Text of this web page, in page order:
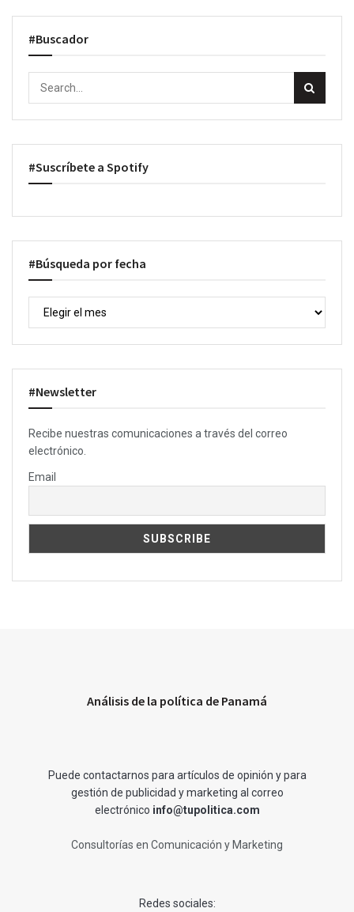
#Buscador
#Suscríbete a Spotify
#Búsqueda por fecha
#Newsletter
Recibe nuestras comunicaciones a través del correo
electrónico.
Email
Análisis de la política de Panamá
Puede contactarnos para artículos de opinión y para
gestión de publicidad y marketing al correo
electrónico info@tupolitica.com
Consultorías en Comunicación y Marketing
Redes sociales: